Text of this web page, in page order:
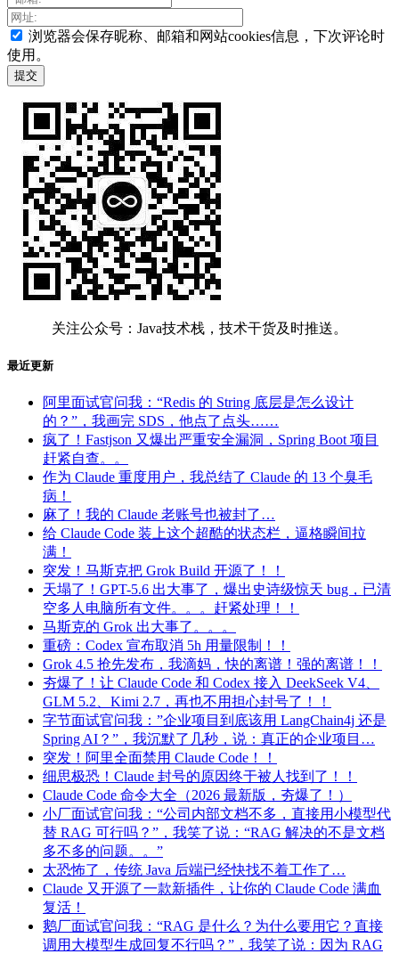
浏览器会保存昵称、邮箱和网站cookies信息，下次评论时
使用。
关注公众号：Java技术栈，技术干货及时推送。
最近更新
阿里面试官问我：“Redis 的 String 底层是怎么设计
的？”，我画完 SDS，他点了点头……
疯了！Fastjson 又爆出严重安全漏洞，Spring Boot 项目
赶紧自查。。
作为 Claude 重度用户，我总结了 Claude 的 13 个臭毛
病！
麻了！我的 Claude 老账号也被封了…
给 Claude Code 装上这个超酷的状态栏，逼格瞬间拉
满！
突发！马斯克把 Grok Build 开源了！！
天塌了！GPT-5.6 出大事了，爆出史诗级惊天 bug，已清
空多人电脑所有文件。。。赶紧处理！！
马斯克的 Grok 出大事了。。。
重磅：Codex 宣布取消 5h 用量限制！！
Grok 4.5 抢先发布，我滴妈，快的离谱！强的离谱！！
夯爆了！让 Claude Code 和 Codex 接入 DeekSeek V4、
GLM 5.2、Kimi 2.7，再也不用担心封号了！！
字节面试官问我：”企业项目到底该用 LangChain4j 还是
Spring AI？”，我沉默了几秒，说：真正的企业项目…
突发！阿里全面禁用 Claude Code！！
细思极恐！Claude 封号的原因终于被人找到了！！
Claude Code 命令大全（2026 最新版，夯爆了！）
小厂面试官问我：“公司内部文档不多，直接用小模型代
替 RAG 可行吗？”，我笑了说：“RAG 解决的不是文档
多不多的问题。。”
太恐怖了，传统 Java 后端已经快找不着工作了…
Claude 又开源了一款新插件，让你的 Claude Code 满血
复活！
鹅厂面试官问我：“RAG 是什么？为什么要用它？直接
调用大模型生成回复不行吗？”，我笑了说：因为 RAG